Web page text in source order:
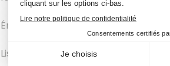
Érable
Lisse DuraMatt